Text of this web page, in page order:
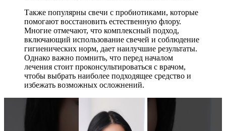
Также популярны свечи с пробиотиками, которые
помогают восстановить естественную флору.
Многие отмечают, что комплексный подход,
включающий использование свечей и соблюдение
гигиенических норм, дает наилучшие результаты.
Однако важно помнить, что перед началом
лечения стоит проконсультироваться с врачом,
чтобы выбрать наиболее подходящее средство и
избежать возможных осложнений.